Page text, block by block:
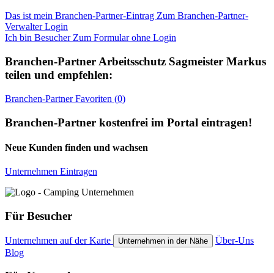
Das ist mein Branchen-Partner-Eintrag Zum Branchen-Partner-
Verwalter Login
Ich bin BesucherZum Formular ohne Login
Branchen-Partner Arbeitsschutz Sagmeister Markus
teilen und empfehlen:
Branchen-PartnerFavoriten (0)
Branchen-Partner kostenfrei im Portal eintragen!
Neue Kunden finden und wachsen
Unternehmen Eintragen
Für Besucher
Unternehmen auf der Karte Unternehmen in der Nähe
Über-Uns
Blog